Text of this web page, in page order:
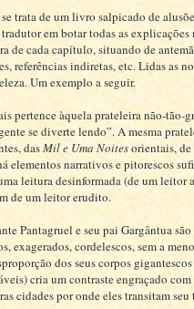
trata de um livro salpicado de
em botar todas as
de cada capítulo, situando de
referências indiretas, etc. Lidas as
Um exemplo a seguir.
pertence àquela prateleira não-tão-
se diverte lendo”. A mesma
dasMil e Uma Noitesorientais,
elementos narrativos e pitorescos
leitura desinformada (de um leitor
de um leitor erudito.
Pantagruel e seu pai Gargântua
exagerados, cordelescos, sem a
dos seus corpos
cria um contraste engraçado
cidades por onde eles transitam